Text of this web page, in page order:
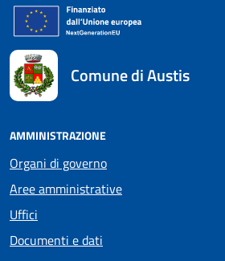
Comune di Austis
AMMINISTRAZIONE
Organi di governo
Aree amministrative
Uffici
Documenti e dati